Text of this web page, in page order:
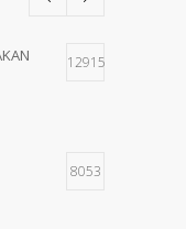
12915
8053